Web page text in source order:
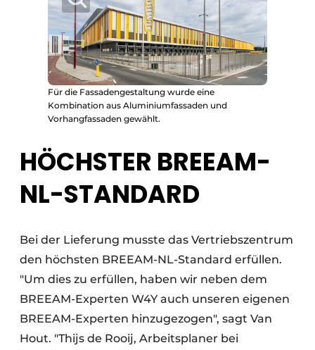
Für die Fassadengestaltung wurde eine
Kombination aus Aluminiumfassaden und
Vorhangfassaden gewählt.
HÖCHSTER BREEAM-
NL-STANDARD
Bei der Lieferung musste das Vertriebszentrum
den höchsten BREEAM-NL-Standard erfüllen.
"Um dies zu erfüllen, haben wir neben dem
BREEAM-Experten W4Y auch unseren eigenen
BREEAM-Experten hinzugezogen", sagt Van
Hout. "Thijs de Rooij, Arbeitsplaner bei